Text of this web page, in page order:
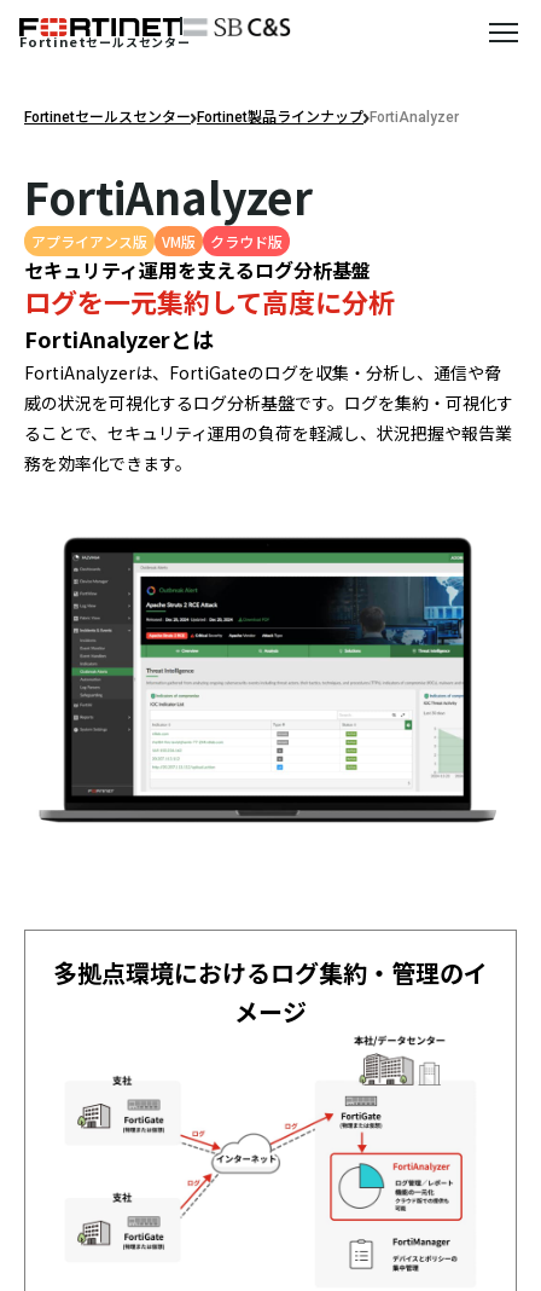
Fortinetセールスセンター
Fortinetセールスセンター Fortinet製品ラインナップ FortiAnalyzer
FortiAnalyzer
アプライアンス版 VM版 クラウド版
セキュリティ運用を支えるログ分析基盤
ログを一元集約して高度に分析
FortiAnalyzerとは
FortiAnalyzerは、FortiGateのログを収集・分析し、通信や脅
威の状況を可視化するログ分析基盤です。ログを集約・可視化す
ることで、セキュリティ運用の負荷を軽減し、状況把握や報告業
務を効率化できます。
多拠点環境におけるログ集約・管理のイ
メージ